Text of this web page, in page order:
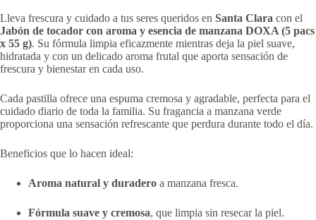
Lleva frescura y cuidado a tus seres queridos en Santa Clara con el
Jabón de tocador con aroma y esencia de manzana DOXA (5 pacs
x 55 g). Su fórmula limpia eficazmente mientras deja la piel suave,
hidratada y con un delicado aroma frutal que aporta sensación de
frescura y bienestar en cada uso.
Cada pastilla ofrece una espuma cremosa y agradable, perfecta para el
cuidado diario de toda la familia. Su fragancia a manzana verde
proporciona una sensación refrescante que perdura durante todo el día.
Beneficios que lo hacen ideal:
Aroma natural y duradero a manzana fresca.
Fórmula suave y cremosa, que limpia sin resecar la piel.